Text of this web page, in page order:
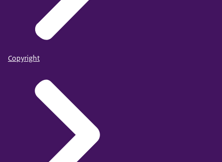
huisarts dan mensen die heteroseksueel zijn. Zij
hebben ook vaker het gevoel dat ze niet alles open
kunnen bespreken met hun huisarts dan mensen die
heteroseksueel zijn. Zie:
Copyright